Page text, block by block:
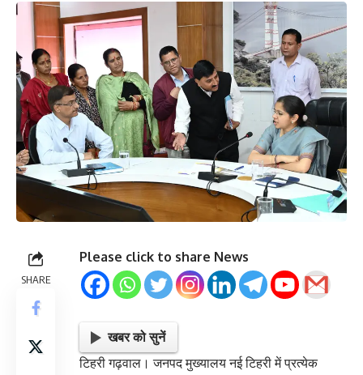
SHARE
Please click to share News
खबर को सुनें
टिहरी गढ़वाल। जनपद मुख्यालय नई टिहरी में प्रत्येक